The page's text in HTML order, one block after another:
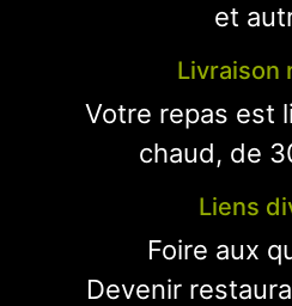
et
Livraison
Votre repas est
chaud, de
Liens
Foire aux
Devenir